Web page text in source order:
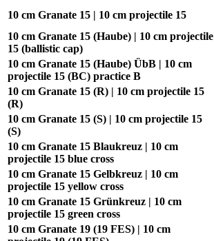
10 cm Granate 15 | 10 cm projectile 15
10 cm Granate 15 (Haube) | 10 cm projectile
15 (ballistic cap)
10 cm Granate 15 (Haube) ÜbB | 10 cm
projectile 15 (BC) practice B
10 cm Granate 15 (R) | 10 cm projectile 15
(R)
10 cm Granate 15 (S) | 10 cm projectile 15
(S)
10 cm Granate 15 Blaukreuz | 10 cm
projectile 15 blue cross
10 cm Granate 15 Gelbkreuz | 10 cm
projectile 15 yellow cross
10 cm Granate 15 Grünkreuz | 10 cm
projectile 15 green cross
10 cm Granate 19 (19 FES) | 10 cm